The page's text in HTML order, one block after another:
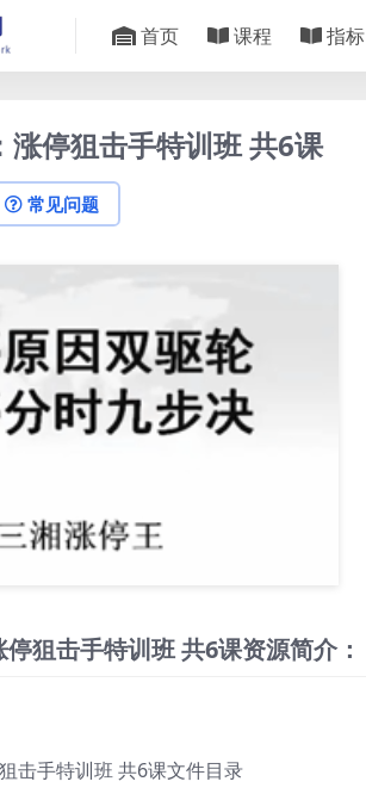
首页 课程 指标
涨停狙击手特训班 共6课
常见问题
狙击手特训班 共6课资源简介：
击手特训班 共6课文件目录